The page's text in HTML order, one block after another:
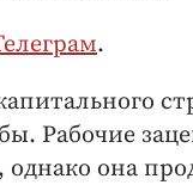
.
Рабочие
она